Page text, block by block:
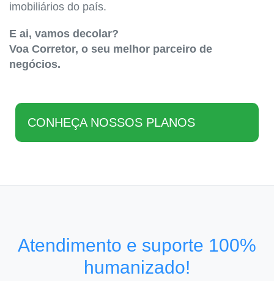
imobiliários do país.
E ai, vamos decolar?
Voa Corretor, o seu melhor parceiro de
negócios.
CONHEÇA NOSSOS PLANOS
Atendimento e suporte 100%
humanizado!